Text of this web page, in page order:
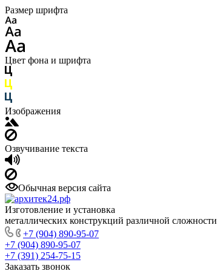
Размер шрифта
Цвет фона и шрифта
Изображения
Озвучивание текста
Обычная версия сайта
Изготовление и установка
металлических конструкций различной сложности
+7 (904) 890-95-07
+7 (904) 890-95-07
+7 (391) 254-75-15
Заказать звонок